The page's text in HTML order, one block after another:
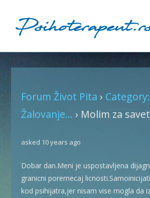
Forum Život Pita ›
Žalovanje... › Molim za savet
asked 10 years ago
Dobar dan.Meni je uspostavljena
granicni poremecaj
kod psihijatra,jer nisam vise mogla da